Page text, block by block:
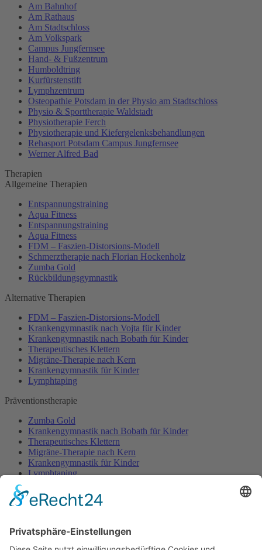
Am Bahnhof
Am Rathaus
Am Stadtschloss
Am Volkspark
Campus Jungfernsee
Hand- & Fußzentrum
Humboldtring
Kurfürstenstift
Lymphzentrum
Osteopathie Potsdam in der Physio am Stadtschloss
Physio & Sporttherapie Waldstadt
Physiotherapie Ferch
Physiotherapie und Kiefergelenksbehandlungen
Rehasport Potsdam Campus Jungfernsee
Werner Alfred Bad
Therapien
Allgemeine Therapien
Entspannungstraining
Aqua Fitness
Entspannungstraining
Aqua Fitness
FDM – Faszien-Distorsions-Modell
Schmerztherapie nach Florian Hockenholz
Zumba Gold
Rückbildungsgymnastik
Alternative Therapien
FDM – Faszien-Distorsions-Modell
Krankengymnastik nach Vojta für Kinder
Krankengymnastik nach Bobath für Kinder
Therapeutisches Klettern
Migräne-Therapie nach Kern
Krankengymnastik für Kinder
Lymphtaping
Präventionstherapie
Zumba Gold
Krankengymnastik nach Bobath für Kinder
Therapeutisches Klettern
Migräne-Therapie nach Kern
Krankengymnastik für Kinder
Lymphtaping
Rücken Therapie
Aqua Fitness
FDM – Faszien-Distorsions-Modell